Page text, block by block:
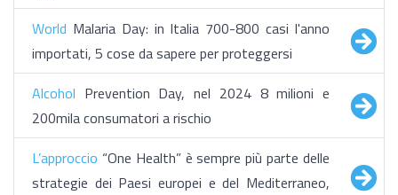
World Malaria Day: in Italia 700-800 casi l'anno
importati, 5 cose da sapere per proteggersi
Alcohol Prevention Day, nel 2024 8 milioni e
200mila consumatori a rischio
L’approccio “One Health” è sempre più parte delle
strategie dei Paesi europei e del Mediterraneo,